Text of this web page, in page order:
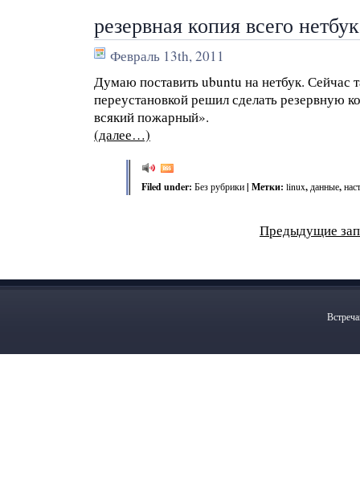
резервная копия всего
Февраль 13th, 2011
Думаю поставить ubuntu на нетбук. Сейчас
переустановкой решил сделать резервную
всякий пожарный».
(далее…)
Filed under: Без рубрики| Метки: linux, данные,
Предыдущие